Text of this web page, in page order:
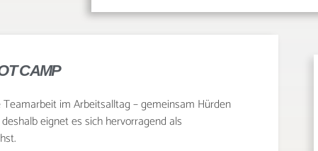
CAMP
im Arbeitsalltag – gemeinsam Hürden
eignet es sich hervorragend als